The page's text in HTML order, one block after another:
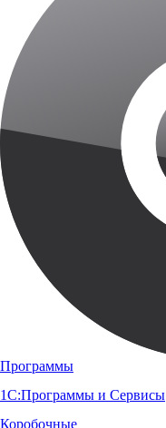
Программы
1С:Программы и Сервисы
Коробочные